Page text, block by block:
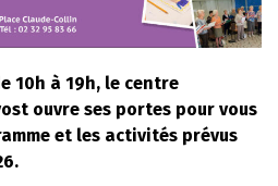
10h à 19h, le centre
ouvre ses portes pour vous
et les activités prévus